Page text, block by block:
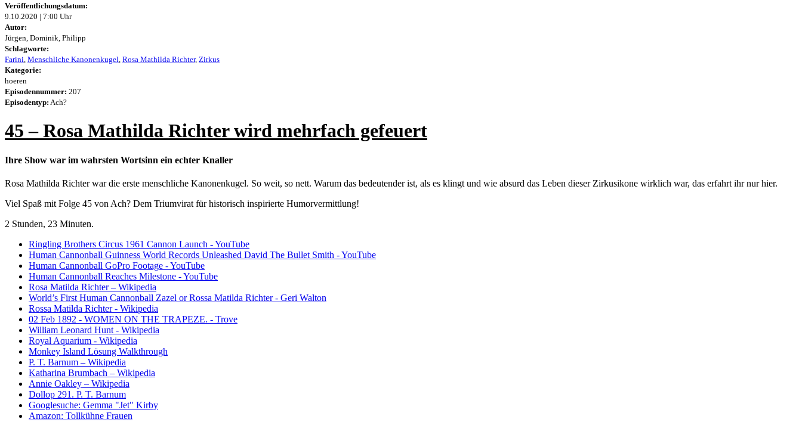
Veröffentlichungsdatum:
9.10.2020 | 7:00 Uhr
Autor:
Jürgen, Dominik, Philipp
Schlagworte:
Farini Menschliche Kanonenkugel Rosa Mathilda Richter, Zirkus
Kategorie:
hoeren
Episodennummer: 207
Episodentyp: Ach?
45 – Rosa Mathilda Richter wird mehrfach gefeuert
Ihre Show war im wahrsten Wortsinn ein echter Knaller
Rosa Mathilda Richter war die erste menschliche Kanonenkugel. So weit, so nett. Warum das bedeutender ist, als es klingt und wie absurd das Leben dieser Zirkusikone wirklich war, das erfahrt ihr nur hier.
Viel Spaß mit Folge 45 von Ach? Dem Triumvirat für historisch inspirierte Humorvermittlung!
2 Stunden, 23 Minuten.
Ringling Brothers Circus 1961 Cannon Launch - YouTube
Human Cannonball Guinness World Records Unleashed David The Bullet Smith - YouTube
Human Cannonball GoPro Footage - YouTube
Human Cannonball Reaches Milestone - YouTube
Rosa Matilda Richter – Wikipedia
World’s First Human Cannonball Zazel or Rossa Matilda Richter - Geri Walton
Rossa Matilda Richter - Wikipedia
02 Feb 1892 - WOMEN ON THE TRAPEZE. - Trove
William Leonard Hunt - Wikipedia
Royal Aquarium - Wikipedia
Monkey Island Lösung Walkthrough
P. T. Barnum – Wikipedia
Katharina Brumbach – Wikipedia
Annie Oakley – Wikipedia
Dollop 291. P. T. Barnum
Googlesuche: Gemma "Jet" Kirby
Amazon: Tollkühne Frauen